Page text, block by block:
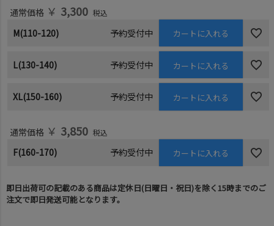
通常価格 ￥ 3,300 税込
M(110-120) 予約受付中 カートに入れる
L(130-140) 予約受付中 カートに入れる
XL(150-160) 予約受付中 カートに入れる
通常価格 ￥ 3,850 税込
F(160-170) 予約受付中 カートに入れる
即日出荷可の記載のある商品は定休日(日曜日・祝日)を除く15時までのご
注文で即日発送可能となります。